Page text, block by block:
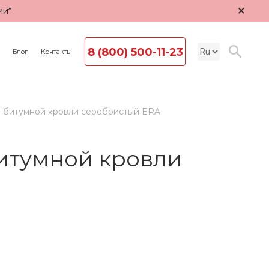
×
Блог Контакты 8 (800) 500-11-23
кровли серебристый ERA
кровли